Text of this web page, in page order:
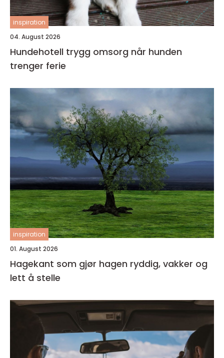
inspiration
04. August 2026
Hundehotell trygg omsorg når hunden
trenger ferie
inspiration
01. August 2026
Hagekant som gjør hagen ryddig, vakker og
lett å stelle